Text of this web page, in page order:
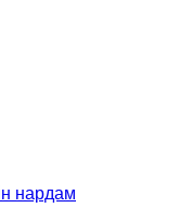
нардам